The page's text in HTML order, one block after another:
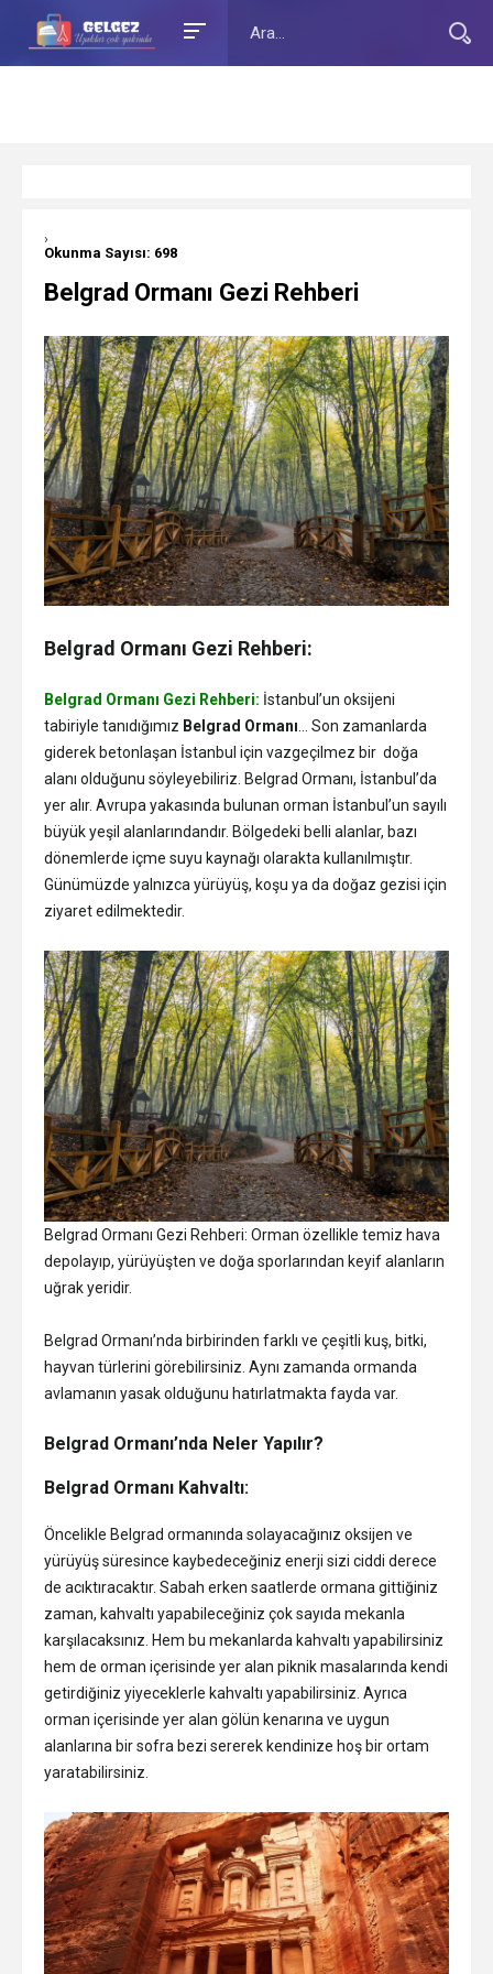
›
Okunma Sayısı: 698
Belgrad Ormanı Gezi Rehberi
Belgrad Ormanı Gezi Rehberi:
Belgrad Ormanı Gezi Rehberi: İstanbul’un oksijeni
tabiriyle tanıdığımız Belgrad Ormanı… Son zamanlarda
giderek betonlaşan İstanbul için vazgeçilmez bir doğa
alanı olduğunu söyleyebiliriz. Belgrad Ormanı, İstanbul’da
yer alır. Avrupa yakasında bulunan orman İstanbul’un sayılı
büyük yeşil alanlarındandır. Bölgedeki belli alanlar, bazı
dönemlerde içme suyu kaynağı olarakta kullanılmıştır.
Günümüzde yalnızca yürüyüş, koşu ya da doğaz gezisi için
ziyaret edilmektedir.
Belgrad Ormanı Gezi Rehberi: Orman özellikle temiz hava
depolayıp, yürüyüşten ve doğa sporlarından keyif alanların
uğrak yeridir.
Belgrad Ormanı’nda birbirinden farklı ve çeşitli kuş, bitki,
hayvan türlerini görebilirsiniz. Aynı zamanda ormanda
avlamanın yasak olduğunu hatırlatmakta fayda var.
Belgrad Ormanı’nda Neler Yapılır?
Belgrad Ormanı Kahvaltı:
Öncelikle Belgrad ormanında solayacağınız oksijen ve
yürüyüş süresince kaybedeceğiniz enerji sizi ciddi derece
de acıktıracaktır. Sabah erken saatlerde ormana gittiğiniz
zaman, kahvaltı yapabileceğiniz çok sayıda mekanla
karşılacaksınız. Hem bu mekanlarda kahvaltı yapabilirsiniz
hem de orman içerisinde yer alan piknik masalarında kendi
getirdiğiniz yiyeceklerle kahvaltı yapabilirsiniz. Ayrıca
orman içerisinde yer alan gölün kenarına ve uygun
alanlarına bir sofra bezi sererek kendinize hoş bir ortam
yaratabilirsiniz.